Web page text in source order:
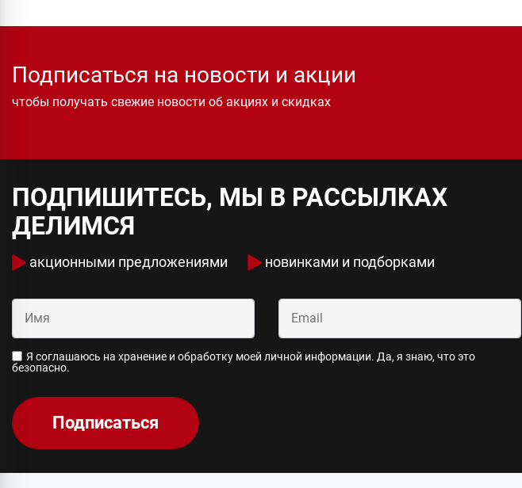
Подписаться на новости и акции
чтобы получать свежие новости об акциях и скидках
ПОДПИШИТЕСЬ, МЫ В РАССЫЛКАХ
ДЕЛИМСЯ
акционными предложениями новинками и подборками
Я соглашаюсь на хранение и обработку моей личной информации. Да, я знаю, что это
безопасно.
Подписаться